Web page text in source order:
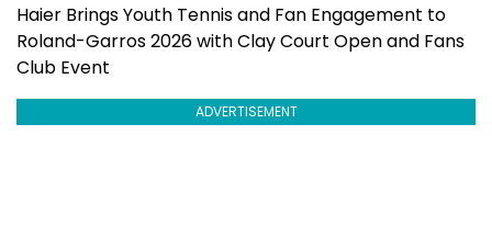
Haier Brings Youth Tennis and Fan Engagement to
Roland-Garros 2026 with Clay Court Open and Fans
Club Event
ADVERTISEMENT